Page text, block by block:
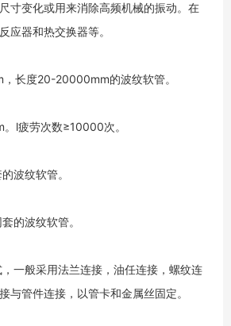
寸变化或用来消除高频机械的振动。在
应器和热交换器等。
长度20-20000mm的波纹软管。
l疲劳次数≥10000次。
波纹软管。
的波纹软管。
，一般采用法兰连接，油任连接，螺纹连
与管件连接，以管卡和金属丝固定。